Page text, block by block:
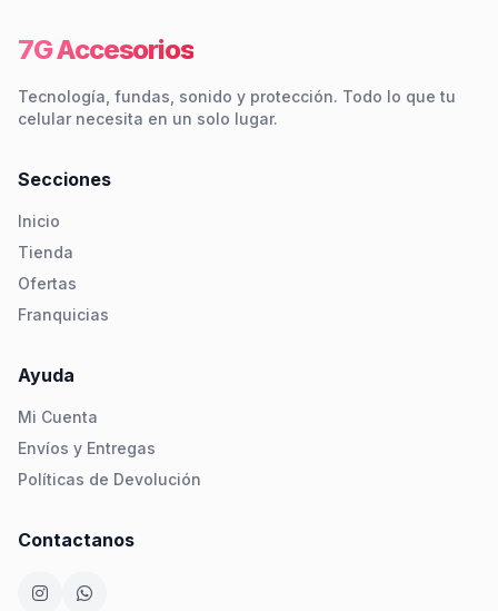
7G Accesorios
Tecnología, fundas, sonido y protección. Todo lo que tu
celular necesita en un solo lugar.
Secciones
Inicio
Tienda
Ofertas
Franquicias
Ayuda
Mi Cuenta
Envíos y Entregas
Políticas de Devolución
Contactanos